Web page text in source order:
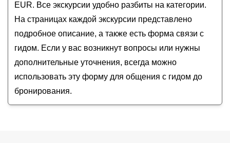
EUR. Все экскурсии удобно разбиты на категории.
На страницах каждой экскурсии представлено
подробное описание, а также есть форма связи с
гидом. Если у вас возникнут вопросы или нужны
дополнительные уточнения, всегда можно
использовать эту форму для общения с гидом до
бронирования.